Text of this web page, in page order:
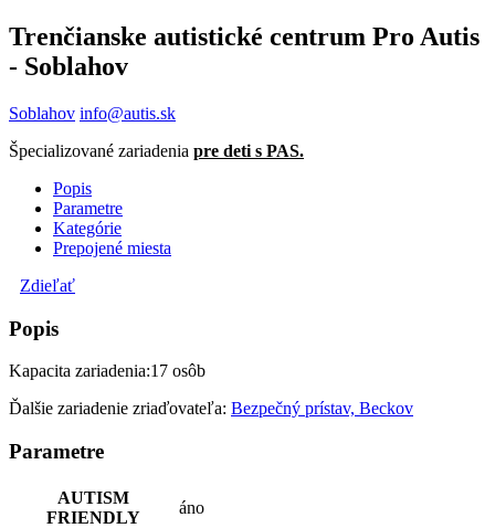
Trenčianske autistické centrum Pro Autis
- Soblahov
Soblahov info@autis.sk
Špecializované zariadenia pre deti s PAS.
Popis
Parametre
Kategórie
Prepojené miesta
Zdieľať
Popis
Kapacita zariadenia:17 osôb
Ďalšie zariadenie zriaďovateľa: Bezpečný prístav, Beckov
Parametre
AUTISM
FRIENDLY
áno